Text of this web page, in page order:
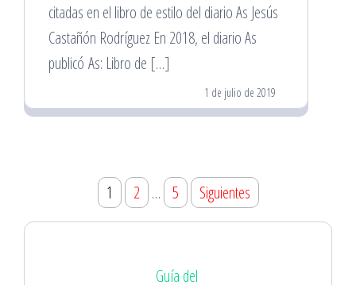
citadas en el libro de estilo del diario As Jesús
Castañón Rodríguez En 2018, el diario As
publicó As: Libro de […]
1 de julio de 2019
Paginación
de
1 2 … 5 Siguientes
Guía del